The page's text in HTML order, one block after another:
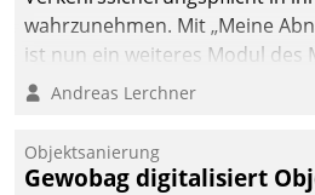
der Lösung über die SAP
Cloud Platform
entschieden - als erstes
Unternehmen am
wahrzunehmen. Mit „Meine
ist nun ein weiteres Modul des
Einsatz.
Andreas Lerchner
Objektsanierung
Gewobag digitalisiert